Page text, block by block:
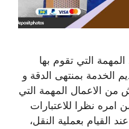
التي تقوم بها
الخدمة بمنتهى الدقة و
من الاعمال المهمة التي
امره نظرا للاعتبارات
القيام بعملية النقل،